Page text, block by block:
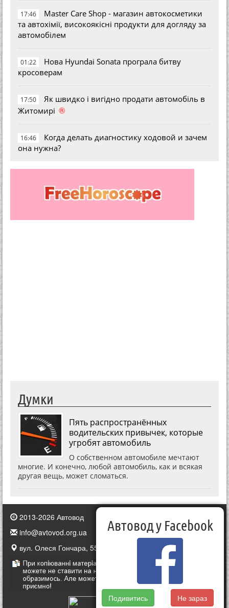
17:46
Master Care Shop - магазин автокосметики
та автохімії, високоякісні продукти для догляду за
автомобілем
01:22
Нова Hyundai Sonata програла битву
кросоверам
17:50
Як швидко і вигідно продати автомобіль в
Житомирі ®
16:46
Когда делать диагностику ходовой и зачем
она нужна?
Думки
Пять распространённых
водительских привычек, которые
угробят автомобиль
О собственном автомобиле мечтают
многие. И конечно, любой автомобиль, как и всякая
другая вещь, может сломаться.
2013-2026 Автовод
info@avtovod.org.ua
вул. Олеся Гончара, 55, Київ, Україна
Автовод у Facebook
Подивитись Не зараз